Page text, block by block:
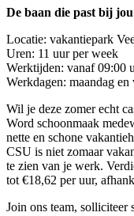
De baan die past bij jou
Locatie: vakantiepark
Uren: 11 uur per week
Werktijden: vanaf 09:00
Werkdagen: maandag
Wil je deze zomer echt
Word schoonmaak
nette en schone
CSU is niet zomaar
te zien van je werk.
tot €18,62 per uur,
Join ons team, solliciteer